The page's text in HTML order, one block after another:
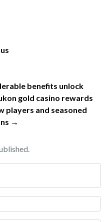
benefits unlock
gold casino rewards
players and seasoned
→